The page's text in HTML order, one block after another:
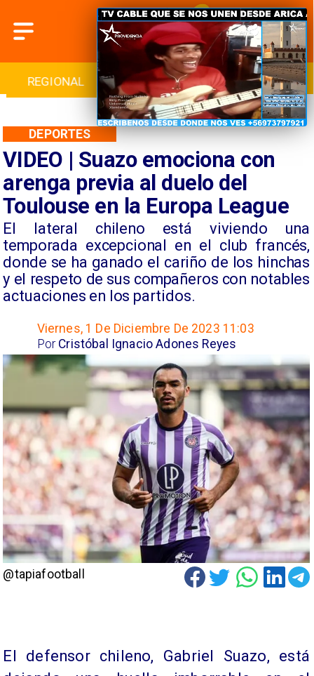
INTERNACIONAL DEPORTES CULTURA
VIDEO | Suazo emociona con
arenga previa al duelo del
Toulouse en la Europa League
​El lateral chileno está viviendo una
temporada excepcional en el club francés,
donde se ha ganado el cariño de los hinchas
y el respeto de sus compañeros con notables
actuaciones en los partidos.
DEPORTES
Viernes, 1 De Diciembre De 2023 11:03
Cristóbal Ignacio Adones Reyes
Por
@tapiafootball
​El defensor chileno, Gabriel Suazo, está